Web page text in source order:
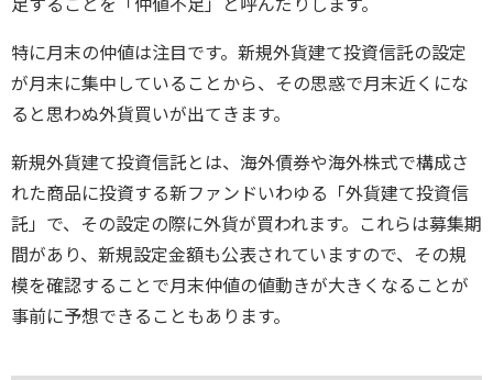
特に月末の仲値は注目です。新規外貨建て投資信託の設定
が月末に集中していることから、その思惑で月末近くにな
ると思わぬ外貨買いが出てきます。
新規外貨建て投資信託とは、海外債券や海外株式で構成さ
れた商品に投資する新ファンドいわゆる「外貨建て投資信
託」で、その設定の際に外貨が買われます。これらは募集期
間があり、新規設定金額も公表されていますので、その規
模を確認することで月末仲値の値動きが大きくなることが
事前に予想できることもあります。